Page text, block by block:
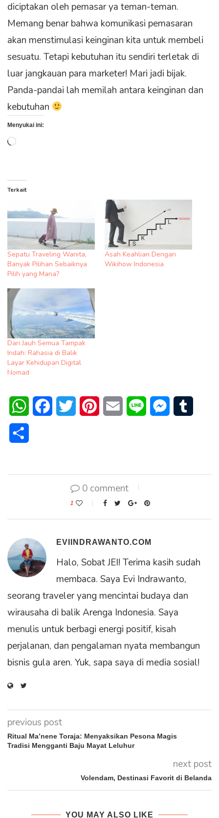
diciptakan oleh pemasar ya teman-teman.
Memang benar bahwa komunikasi pemasaran
akan menstimulasi keinginan kita untuk membeli
sesuatu. Tetapi kebutuhan itu sendiri terletak di
luar jangkauan para marketer! Mari jadi bijak.
Panda-pandai lah memilah antara keinginan dan
kebutuhan
Menyukai ini:
Memuat...
Terkait
Sepatu Traveling Wanita,
Banyak Pilihan Sebaiknya
Pilih yang Mana?
Asah Keahlian Dengan
Wikihow Indonesia
Dari Jauh Semua Tampak
Indah: Rahasia di Balik
Layar Kehidupan Digital
Nomad
WhatsAppFacebookTwitter PinterestEmail Line Messenger
0 comment
1
EVIINDRAWANTO.COM
Halo, Sobat JEI! Terima kasih sudah
membaca. Saya Evi Indrawanto,
seorang traveler yang mencintai budaya dan
wirausaha di balik Arenga Indonesia. Saya
menulis untuk berbagi energi positif, kisah
perjalanan, dan pengalaman nyata membangun
bisnis gula aren. Yuk, sapa saya di media sosial!
previous post
Ritual Ma’nene Toraja: Menyaksikan Pesona Magis
Tradisi Mengganti Baju Mayat Leluhur
next post
Volendam, Destinasi Favorit di Belanda
YOU MAY ALSO LIKE